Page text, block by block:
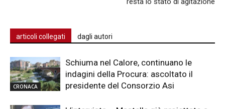
articoli collegati dagli autori
CRONACA
Schiuma nel Calore, continuano le
indagini della Procura: ascoltato il
presidente del Consorzio Asi